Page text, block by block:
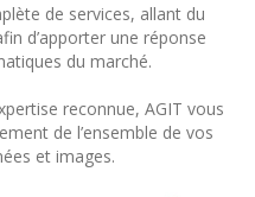
de services, allant du
d’apporter une réponse
du marché.
reconnue, AGIT vous
de l’ensemble de vos
et images.